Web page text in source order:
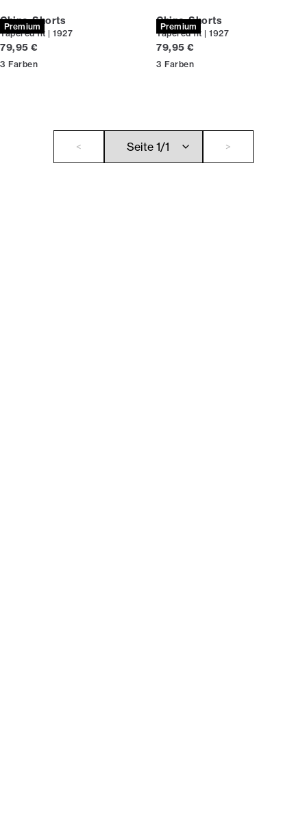
Premium
Chino-Shorts
Tapered fit | 1927
Preis
79,95 €
3 Farben
Premium
Chino-Shorts
Tapered fit | 1927
Preis
79,95 €
3 Farben